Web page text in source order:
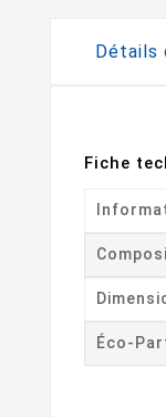
Détails
Fiche
Éco-